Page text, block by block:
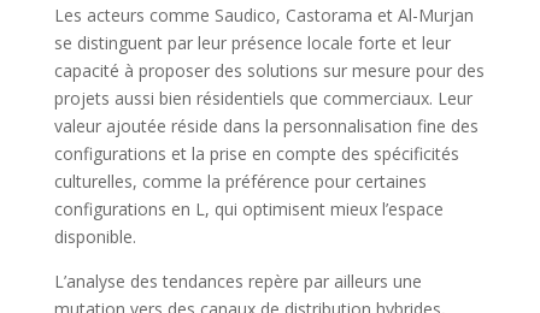
Les acteurs comme Saudico, Castorama et Al-Murjan
se distinguent par leur présence locale forte et leur
capacité à proposer des solutions sur mesure pour des
projets aussi bien résidentiels que commerciaux. Leur
valeur ajoutée réside dans la personnalisation fine des
configurations et la prise en compte des spécificités
culturelles, comme la préférence pour certaines
configurations en L, qui optimisent mieux l’espace
disponible.
L’analyse des tendances repère par ailleurs une
mutation vers des canaux de distribution hybrides,